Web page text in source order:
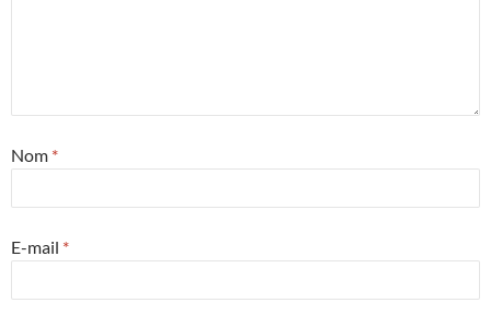
Nom *
E-mail *